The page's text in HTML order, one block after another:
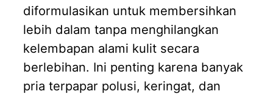
diformulasikan untuk membersihkan
lebih dalam tanpa menghilangkan
kelembapan alami kulit secara
berlebihan. Ini penting karena banyak
pria terpapar polusi, keringat, dan